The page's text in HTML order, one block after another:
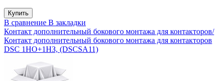
В сравнение В закладки
Контакт дополнительный бокового монтажа для контакторов/
Контакт дополнительный бокового монтажа для контакторов
DSC 1НО+1НЗ, (DSCSA11)